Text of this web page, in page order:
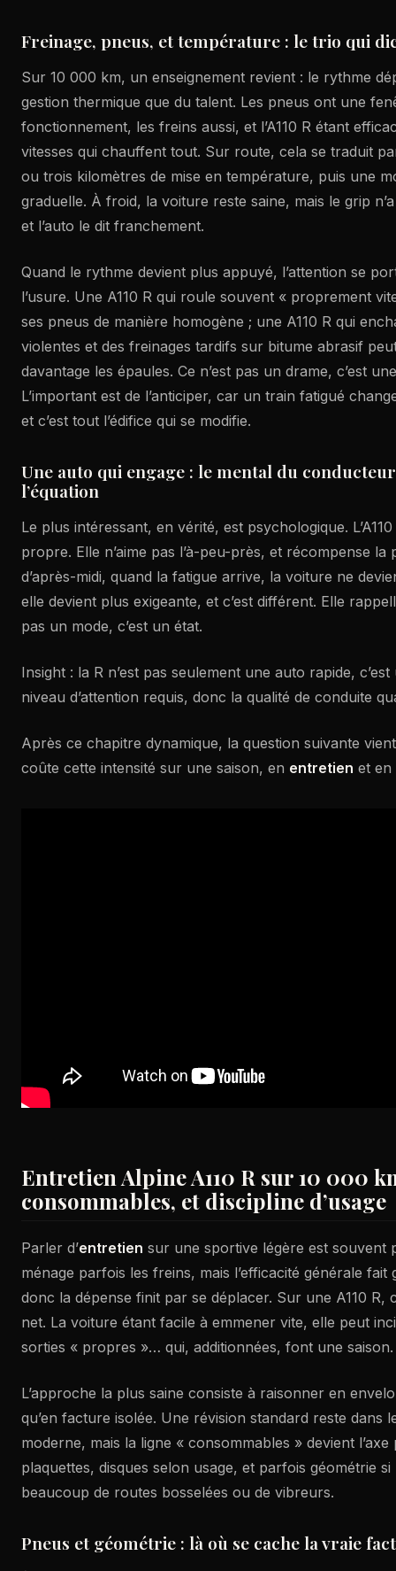
Freinage, pneus, et température : le trio qui
Sur 10 000 km, un enseignement revient : le rythme
gestion thermique que du talent. Les pneus ont une
fonctionnement, les freins aussi, et l’A110 R étant
vitesses qui chauffent tout. Sur route, cela se traduit
ou trois kilomètres de mise en température, puis une
graduelle. À froid, la voiture reste saine, mais le grip
et l’auto le dit franchement.
Quand le rythme devient plus appuyé, l’attention se
l’usure. Une A110 R qui roule souvent « proprement
ses pneus de manière homogène ; une A110 R qui
violentes et des freinages tardifs sur bitume abrasif
davantage les épaules. Ce n’est pas un drame, c’est
L’important est de l’anticiper, car un train fatigué
et c’est tout l’édifice qui se modifie.
Une auto qui engage : le mental du
l’équation
Le plus intéressant, en vérité, est psychologique.
propre. Elle n’aime pas l’à-peu-près, et récompense
d’après-midi, quand la fatigue arrive, la voiture ne
elle devient plus exigeante, et c’est différent. Elle
pas un mode, c’est un état.
Insight : la R n’est pas seulement une auto rapide,
niveau d’attention requis, donc la qualité de conduite
Après ce chapitre dynamique, la question suivante
coûte cette intensité sur une saison, en entretien et en
Entretien Alpine A110 R sur 10 000
consommables, et discipline d’usage
Parler d’entretien sur une sportive légère est souvent
ménage parfois les freins, mais l’efficacité générale fait
donc la dépense finit par se déplacer. Sur une A110 R,
net. La voiture étant facile à emmener vite, elle peut
sorties « propres »… qui, additionnées, font une saison.
L’approche la plus saine consiste à raisonner en
qu’en facture isolée. Une révision standard reste dans
moderne, mais la ligne « consommables » devient
plaquettes, disques selon usage, et parfois géométrie
beaucoup de routes bosselées ou de vibreurs.
Pneus et géométrie : là où se cache la vraie